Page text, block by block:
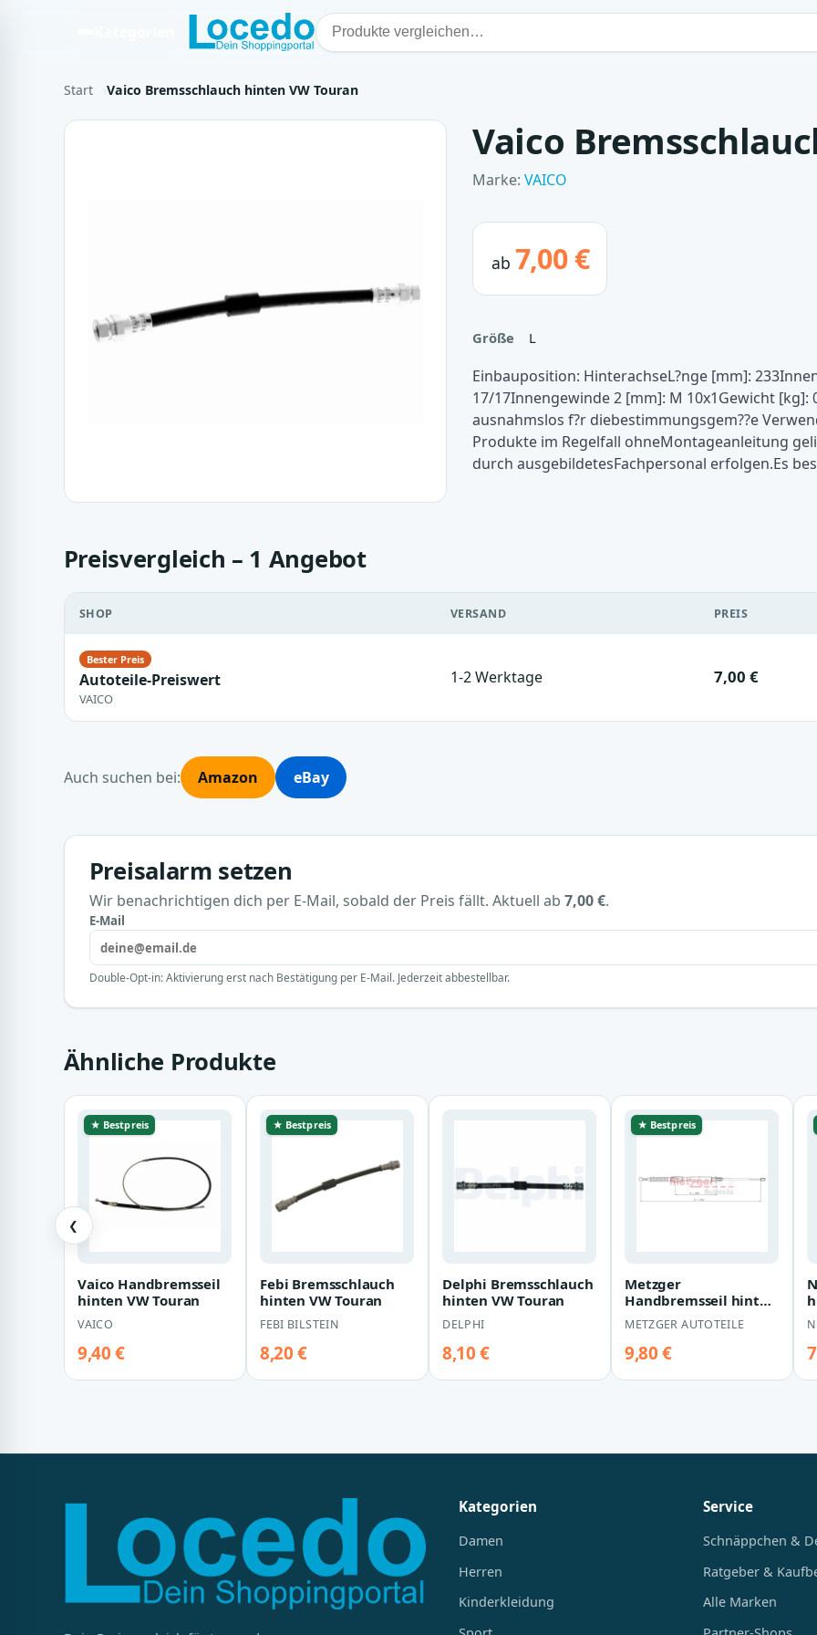
Start Vaico Bremsschlauch hinten VW Touran
Vaico
Marke:VAICO
ab 7,00 €
Größe L
Einbauposition: HinterachseL?nge [mm]:
17/17Innengewinde 2 [mm]: M 10x1Gewicht
ausnahmslos f?r diebestimmungsgem??e
Produkte im Regelfall ohneMontageanleitung
durch ausgebildetesFachpersonal erfolgen.Es
Preisvergleich – 1 Angebot
SHOP VERSAND PREIS
Autoteile-Preiswert
VAICO
1-2 Werktage 7,00 €
Auch suchen bei: Amazon eBay
Preisalarm setzen
Wir benachrichtigen dich per E-Mail, sobald der Preis fällt. Aktuell ab 7,00 €.
E-Mail
Double-Opt-in: Aktivierung erst nach Bestätigung per E-Mail. Jederzeit abbestellbar.
Ähnliche Produkte
❮
★ Bestpreis
Vaico Handbremsseil
hinten VW Touran
VAICO
9,40 €
★ Bestpreis
Febi Bremsschlauch
hinten VW Touran
FEBI BILSTEIN
8,20 €
Delphi Bremsschlauch
hinten VW Touran
DELPHI
8,10 €
★ Bestpreis
Metzger
Handbremsseil hinten
VW Touran
METZGER AUTOTEILE
9,80 €
Kategorien
Damen
Herren
Kinderkleidung
Service
Schnäppchen &
Ratgeber &
Alle Marken